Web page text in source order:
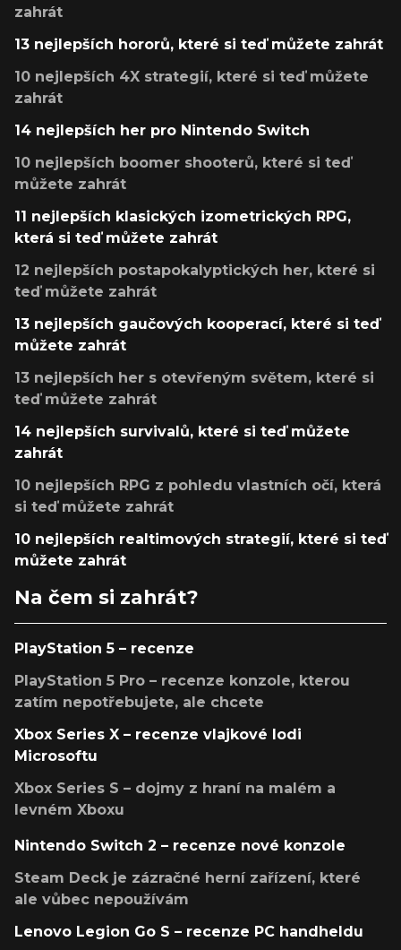
zahrát
13 nejlepších hororů, které si teď můžete zahrát
10 nejlepších 4X strategií, které si teď můžete
zahrát
14 nejlepších her pro Nintendo Switch
10 nejlepších boomer shooterů, které si teď
můžete zahrát
11 nejlepších klasických izometrických RPG,
která si teď můžete zahrát
12 nejlepších postapokalyptických her, které si
teď můžete zahrát
13 nejlepších gaučových kooperací, které si teď
můžete zahrát
13 nejlepších her s otevřeným světem, které si
teď můžete zahrát
14 nejlepších survivalů, které si teď můžete
zahrát
10 nejlepších RPG z pohledu vlastních očí, která
si teď můžete zahrát
10 nejlepších realtimových strategií, které si teď
můžete zahrát
Na čem si zahrát?
PlayStation 5 – recenze
PlayStation 5 Pro – recenze konzole, kterou
zatím nepotřebujete, ale chcete
Xbox Series X – recenze vlajkové lodi
Microsoftu
Xbox Series S – dojmy z hraní na malém a
levném Xboxu
Nintendo Switch 2 – recenze nové konzole
Steam Deck je zázračné herní zařízení, které
ale vůbec nepoužívám
Lenovo Legion Go S – recenze PC handheldu